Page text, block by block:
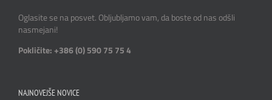
Oglasite se na posvet. Obljubljamo vam, da boste od nas odšli
nasmejani!
Pokličite: +386 (0) 590 75 75 4
NAJNOVEJŠE NOVICE